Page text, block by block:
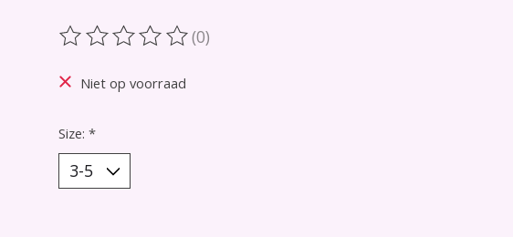
De beoordeling van dit product is
(0)
Niet op voorraad
Size: *